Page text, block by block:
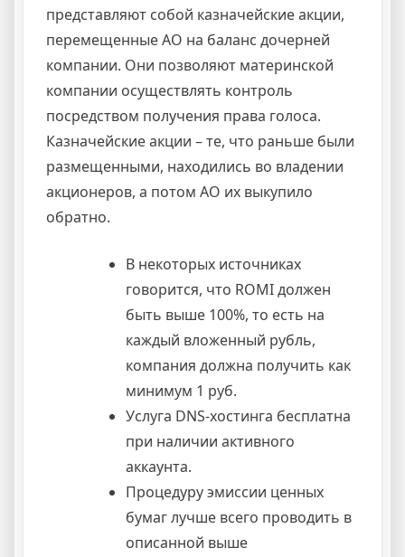
представляют собой казначейские акции,
перемещенные АО на баланс дочерней
компании. Они позволяют материнской
компании осуществлять контроль
посредством получения права голоса.
Казначейские акции – те, что раньше были
размещенными, находились во владении
акционеров, а потом АО их выкупило
обратно.
В некоторых источниках
говорится, что ROMI должен
быть выше 100%, то есть на
каждый вложенный рубль,
компания должна получить как
минимум 1 руб.
Услуга DNS-хостинга бесплатна
при наличии активного
аккаунта.
Процедуру эмиссии ценных
бумаг лучше всего проводить в
описанной выше